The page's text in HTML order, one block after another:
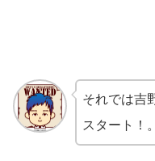
それでは吉
スタート！。